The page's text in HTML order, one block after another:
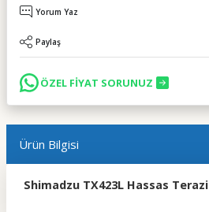
Yorum Yaz
Paylaş
ÖZEL FİYAT SORUNUZ
Ürün Bilgisi
Shimadzu TX423L Hassas Terazi